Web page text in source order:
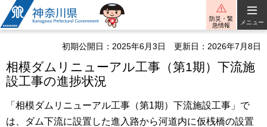
神奈川県
防災・緊
急情報
メニュー
初期公開日：2025年6月3日 更新日：2026年7月8日
相模ダムリニューアル工事（第1期）下流施
設工事の進捗状況
「相模ダムリニューアル工事（第1期）下流施設工事」で
は、ダム下流に設置した進入路から河道内に仮桟橋の設置